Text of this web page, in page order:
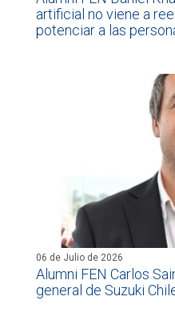
artificial no viene a
potenciar a las
06 de Julio de 2026
Alumni FEN Carlos
general de Suzuki